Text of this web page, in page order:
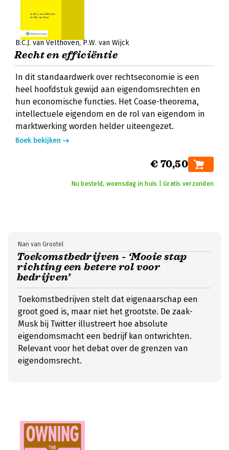
B.C.J. van Velthoven P.W. van Wijck
Recht en efficiëntie
In dit standaardwerk over rechtseconomie is een
heel hoofdstuk gewijd aan eigendomsrechten en
hun economische functies. Het Coase-theorema,
intellectuele eigendom en de rol van eigendom in
marktwerking worden helder uiteengezet.
Boek bekijken
€ 70,50
Nu besteld, woensdag in huis | Gratis verzonden
Toekomstbedrijven - ‘Mooie stap
richting een betere rol voor
bedrijven’
Nan van Grootel
Toekomstbedrijven stelt dat eigenaarschap een
groot goed is, maar niet het grootste. De zaak-
Musk bij Twitter illustreert hoe absolute
eigendomsmacht een bedrijf kan ontwrichten.
Relevant voor het debat over de grenzen van
eigendomsrecht.